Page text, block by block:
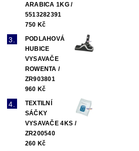
ARABICA 1KG /
5513282391
750 Kč
PODLAHOVÁ
HUBICE
VYSAVAČE
ROWENTA /
ZR903801
960 Kč
TEXTILNÍ
SÁČKY
VYSAVAČE 4KS /
ZR200540
260 Kč